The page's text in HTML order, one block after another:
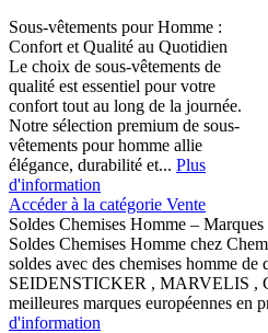
Sous-vêtements pour Homme :
Confort et Qualité au Quotidien
Le choix de sous-vêtements de
qualité est essentiel pour votre
confort tout au long de la journée.
Notre sélection premium de sous-
vêtements pour homme allie
élégance, durabilité et... Plus
d'information
Accéder à la catégorie Vente
Soldes Chemises Homme –
Soldes Chemises Homme chez
soldes avec des chemises homme
SEIDENSTICKER , MARVELIS ,
meilleures marques européennes en
d'information